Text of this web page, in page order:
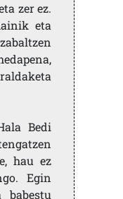
zer ez.
eta
Bedi
hau ez
Egin
babestu